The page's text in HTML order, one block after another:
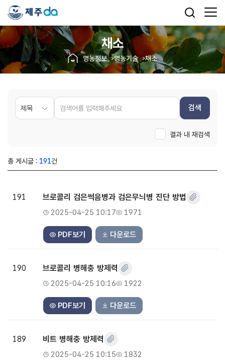
채소
영농정보 영농기술 채소
검색
결과 내 재검색
총 게시글 : 191건
191 브로콜리 검은썩음병과 검은무늬병 진단 방법
2025-04-25 10:17 1971
PDF보기 다운로드
190 브로콜리 병해충 방제력
2025-04-25 10:16 1922
PDF보기 다운로드
189 비트 병해충 방제력
2025-04-25 10:15 1832